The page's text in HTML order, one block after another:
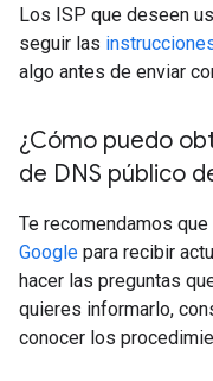
Los ISP que deseen
seguir las
algo antes de enviar
¿Cómo puedo
de DNS público
Te recomendamos
Google para recibir
hacer las preguntas
quieres informarlo,
conocer los